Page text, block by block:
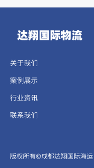
关于我们
案例展示
行业资讯
联系我们
​​​版权所有©成都达翔国际海运